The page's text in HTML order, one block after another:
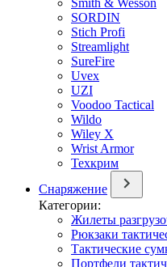
Smith & Wesson
SORDIN
Stich Profi
Streamlight
SureFire
Uvex
UZI
Voodoo Tactical
Wildo
Wiley X
Wrist Armor
Техкрим
Снаряжение
Категории:
Жилеты
Рюкзаки
Тактические
Портфели